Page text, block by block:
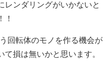
レンダリングがいかないと
！
回転体のモノを作る機会が
損は無いかと思います。